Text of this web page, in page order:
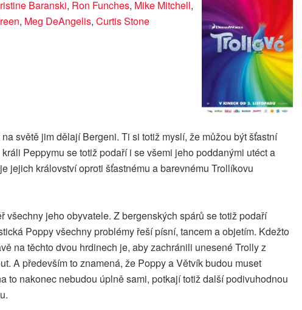
Baranski, Ron Funches, Mike Mitchell,
, Meg DeAngelis, Curtis Stone
světě jim dělají Bergeni. Ti si totiž myslí, že můžou být šťastní
Peppymu se totiž podaří i se všemi jeho poddanými utéct a
jejich království oproti šťastnému a barevnému Trollíkovu
jeho obyvatele. Z bergenských spárů se totiž podaří
Poppy všechny problémy řeší písní, tancem a objetím. Kdežto
na těchto dvou hrdinech je, aby zachránili unesené Trolly z
A především to znamená, že Poppy a Větvík budou muset
to nakonec nebudou úplně sami, potkají totiž další podivuhodnou